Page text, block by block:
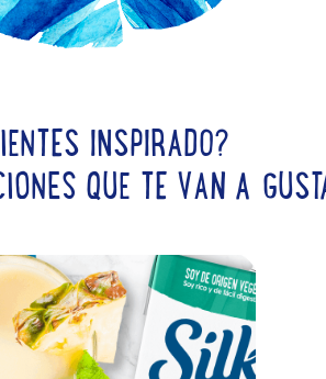
INSPIRADO?
QUE TE VAN A